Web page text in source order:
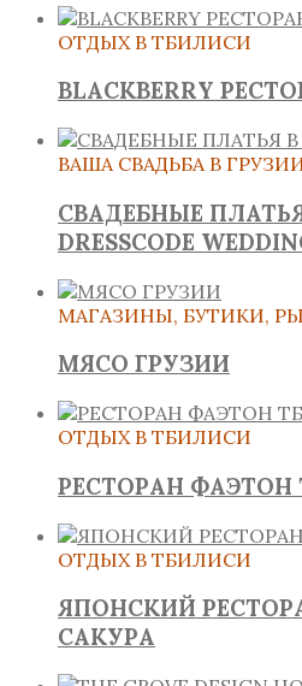
ОТДЫХ В ТБИЛИСИ
BLACKBERRY
ВАША СВАДЬБА В
СВАДЕБНЫЕ
DRESSCODE
МАГАЗИНЫ, БУТИКИ,
МЯСО ГРУЗИИ
ОТДЫХ В ТБИЛИСИ
РЕСТОРАН ФАЭТОН
ОТДЫХ В ТБИЛИСИ
ЯПОНСКИЙ
САКУРА